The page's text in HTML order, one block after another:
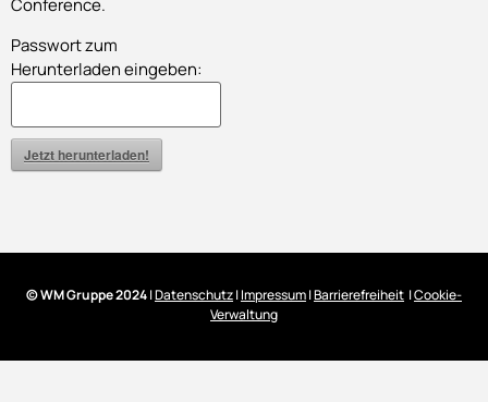
Conference.
Passwort zum
Herunterladen eingeben:
Jetzt herunterladen!
© WM Gruppe 2024|Datenschutz|Impressum|Barrierefreiheit |Cookie-
Verwaltung